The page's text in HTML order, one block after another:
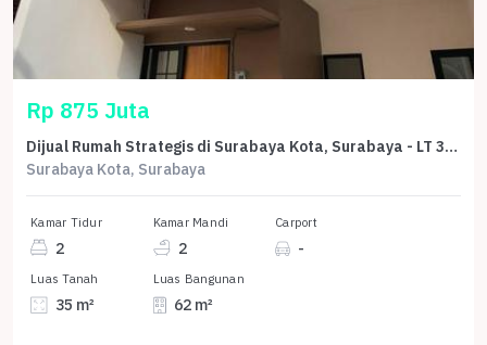
Rp 875 Juta
Dijual Rumah Strategis di Surabaya Kota, Surabaya - LT 35m²
Surabaya Kota, Surabaya
Kamar Tidur
2
Kamar Mandi
2
Carport
-
Luas Tanah
35 m²
Luas Bangunan
62 m²